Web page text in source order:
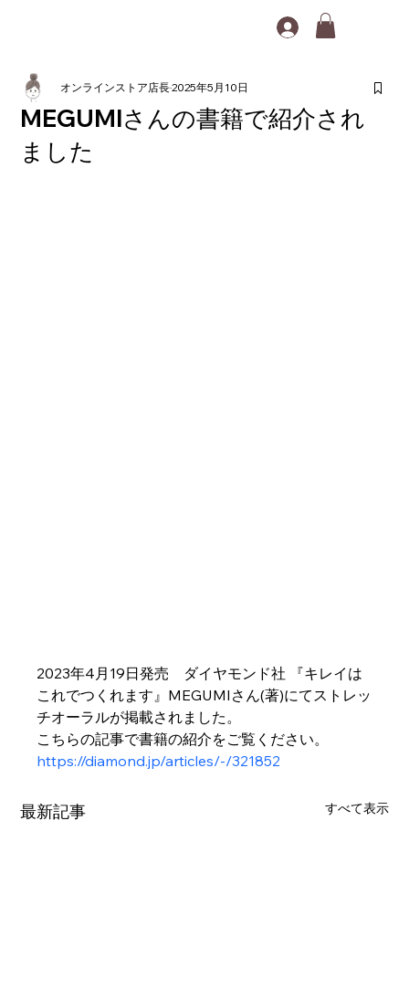
MEGUMIさんの書籍で紹介され
ました
オンラインストア店長2025年5月10日
2023年4月19日発売　ダイヤモンド社 『キレイは
これでつくれます』MEGUMIさん(著)にてストレッ
チオーラルが掲載されました。
こちらの記事で書籍の紹介をご覧ください。
https://diamond.jp/articles/-/321852
最新記事 すべて表示